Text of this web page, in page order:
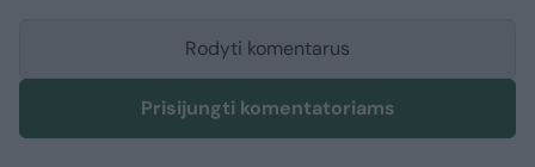
Rodyti komentarus
Prisijungti komentatoriams